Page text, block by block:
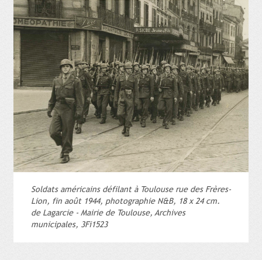
Soldats américains défilant à Toulouse rue des Frères-
Lion, fin août 1944, photographie N&B, 18 x 24 cm.
de Lagarcie - Mairie de Toulouse, Archives
municipales, 3Fi1523